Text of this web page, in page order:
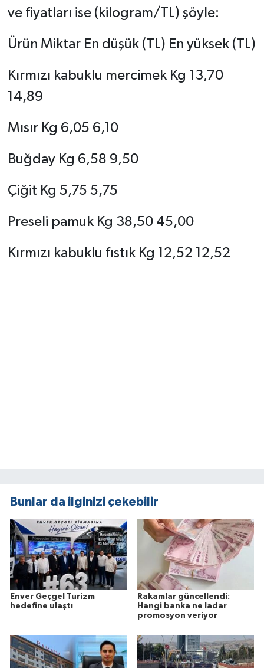
ve fiyatları ise (kilogram/TL) şöyle:
Ürün Miktar En düşük (TL) En yüksek (TL)
Kırmızı kabuklu mercimek Kg 13,70
14,89
Mısır Kg 6,05 6,10
Buğday Kg 6,58 9,50
Çiğit Kg 5,75 5,75
Preseli pamuk Kg 38,50 45,00
Kırmızı kabuklu fıstık Kg 12,52 12,52
Bunlar da ilginizi çekebilir
Enver Geçgel Turizm
hedefine ulaştı
Rakamlar güncellendi:
Hangi banka ne ladar
promosyon veriyor